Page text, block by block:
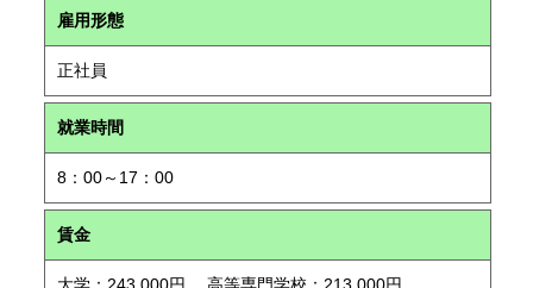
雇用形態
正社員
就業時間
8：00～17：00
賃金